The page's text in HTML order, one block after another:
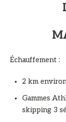
Échauffement :
2 km
Gammes
skipping 3